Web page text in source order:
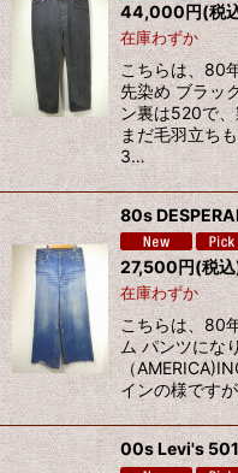
44,000円(税
在庫わずか
こちらは、80
先染め ブラッ
ン裏は520で
まだ毛羽立ち
3…
80s
27,500円(税
在庫わずか
こちらは、80
ム パンツにな
（
インの様です
00s Levi's 501